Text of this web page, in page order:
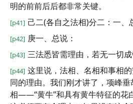
明的前前后后都非常关键。
[p41] 己二(各自之法相)分二：一、
[p42] 庚一、总说：
[p43] 三法悉皆需理由，若无一切成
[p44] 这里说，法相、名相和事相
同的理由。我们刚才讲了，项峰
相——“黄牛”和具有黄牛特征的花